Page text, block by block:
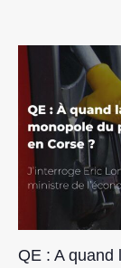
QE : A quand